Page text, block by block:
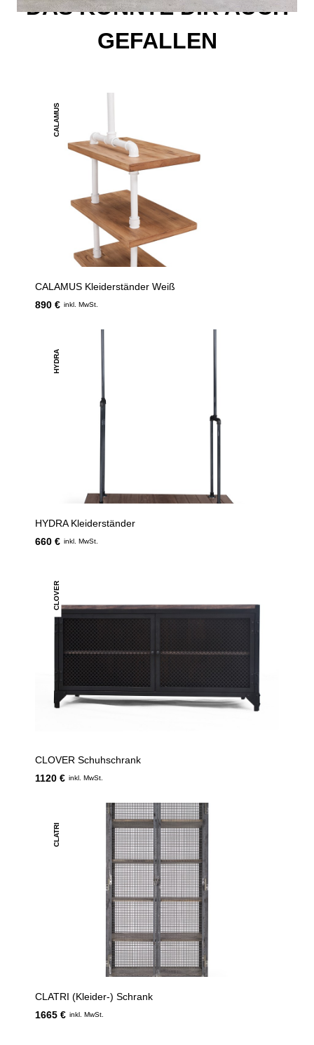
DAS KÖNNTE DIR AUCH
GEFALLEN
CALAMUS
CALAMUS Kleiderständer Weiß
890 € inkl. MwSt.
HYDRA
HYDRA Kleiderständer
660 € inkl. MwSt.
CLOVER
CLOVER Schuhschrank
1120 € inkl. MwSt.
CLATRI
CLATRI (Kleider-) Schrank
1665 € inkl. MwSt.